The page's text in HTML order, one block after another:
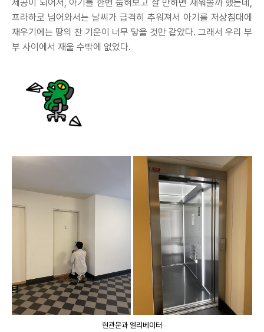
제공이 되어서, 아기를 한번 눕혀보고 잘 만하면 재워볼까 했는데,
프라하로 넘어와서는 날씨가 급격히 추워져서 아기를 저상침대에
재우기에는 땅의 찬 기운이 너무 닿을 것만 같았다. 그래서 우리 부
부 사이에서 재울 수밖에 없었다.
현관문과 엘리베이터